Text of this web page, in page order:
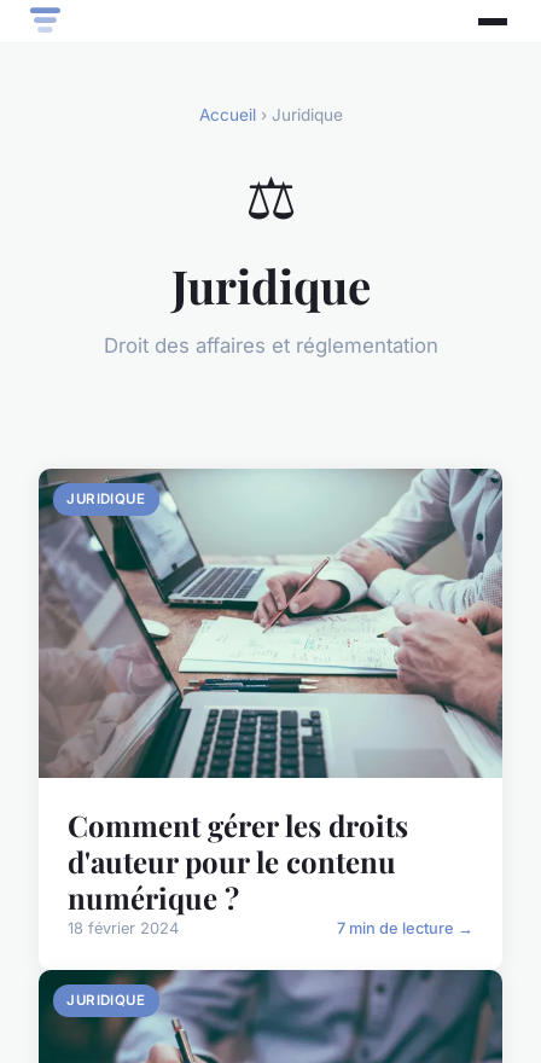
Accueil› Juridique
⚖️
Juridique
Droit des affaires et réglementation
JURIDIQUE
Comment gérer les droits
d'auteur pour le contenu
numérique ?
18 février 2024 7 min de lecture →
JURIDIQUE